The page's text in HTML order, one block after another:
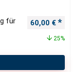
für
60,00 €
25%